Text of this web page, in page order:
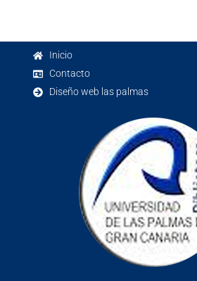
Inicio
Contacto
Diseño web las palmas